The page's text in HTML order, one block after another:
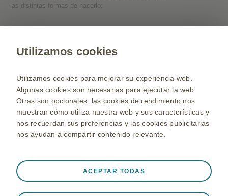
las distintas formas de hacerlo:
Selecciona un país
Mapa de la web
Términos y Condiciones de uso
Política de privacidad
©2020 grupo de compañías GSK o licenciante.
Información dirigida a pacientes, familiares y público general.
Utilizamos cookies
Utilizamos cookies para mejorar su experiencia web.
Algunas cookies son necesarias para ejecutar la web.
Otras son opcionales: las cookies de rendimiento nos
muestran cómo utiliza nuestra web y sus características y
nos recuerdan sus preferencias y las cookies publicitarias
nos ayudan a compartir contenido relevante.
Cookies Estrictamente necesarias
❮
ACEPTAR TODAS